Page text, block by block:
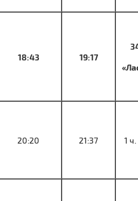
18:43 19:17
20:20 21:37 1